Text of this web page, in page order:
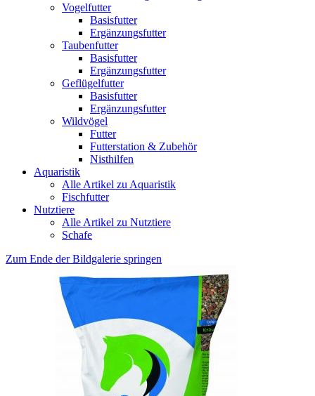
Vogelfutter
Basisfutter
Ergänzungsfutter
Taubenfutter
Basisfutter
Ergänzungsfutter
Geflügelfutter
Basisfutter
Ergänzungsfutter
Wildvögel
Futter
Futterstation & Zubehör
Nisthilfen
Aquaristik
Alle Artikel zu Aquaristik
Fischfutter
Nutztiere
Alle Artikel zu Nutztiere
Schafe
Zum Ende der Bildgalerie springen